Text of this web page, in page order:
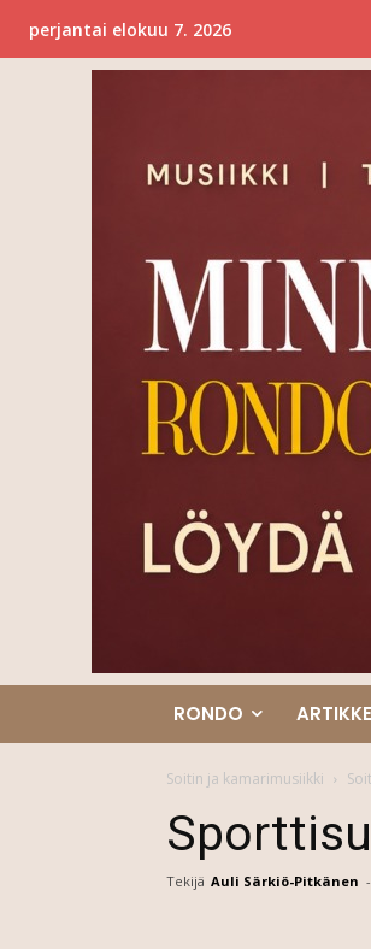
perjantai elokuu 7. 2026
RONDO
Soitin ja kamarimusiikki
Tekijä Auli Särkiö-Pitkänen -